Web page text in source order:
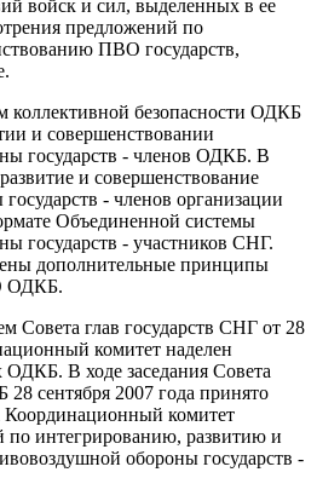
войск и сил, выделенных в ее
предложений по
ПВО государств,
коллективной безопасности ОДКБ
и совершенствовании
государств - членов ОДКБ. В
и совершенствование
- членов организации
Объединенной системы
государств - участников СНГ.
дополнительные принципы
ОДКБ.
Совета глав государств СНГ от 28
комитет наделен
В ходе заседания Совета
сентября 2007 года принято
комитет
интегрированию, развитию и
обороны государств -